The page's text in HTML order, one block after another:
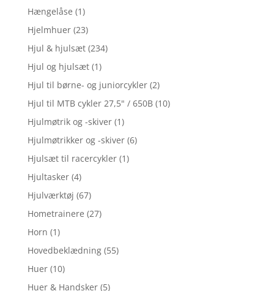
Hængelåse (1)
Hjelmhuer (23)
Hjul & hjulsæt (234)
Hjul og hjulsæt (1)
Hjul til børne- og juniorcykler (2)
Hjul til MTB cykler 27,5" / 650B (10)
Hjulmøtrik og -skiver (1)
Hjulmøtrikker og -skiver (6)
Hjulsæt til racercykler (1)
Hjultasker (4)
Hjulværktøj (67)
Hometrainere (27)
Horn (1)
Hovedbeklædning (55)
Huer (10)
Huer & Handsker (5)